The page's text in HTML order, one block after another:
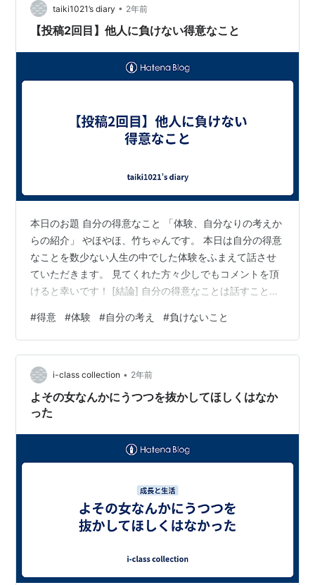
生の診察時に自分も一緒に入って行き手術が本…
taiki1021’s diary • 2年前
【投稿2回目】他人に負けない得意なこと
本日のお題 自分の得意なこと 「体験、自分なりの考えか
らの紹介」 やほやほ、竹ちゃんです。 本日は自分の得意
なことを数少ない人生の中でした体験をふまえて話させ
ていただきます。 見てくれた方々少しでもコメントを頂
けると幸いです！ [結論] 自分の得意なことは話すことで
験から上げさせてもらいます。 自分が人見知りを抜けれ
た方法も下に掲載されているのでぜひ気になった方はぜ
ひ見てみてください！！ [体験] これは僕が高校生の時の
お話なのですが、部活動(バレー部)で練習試合をコーチが
組んでくれていたのです。 その相手チームは耳が聞こえ
ない方々が集まる社…
#得意 #体験 #自分の考え #負けないこと
i-class collection • 2年前
よその女なんかにうつつを抜かしてほしくはなか
った